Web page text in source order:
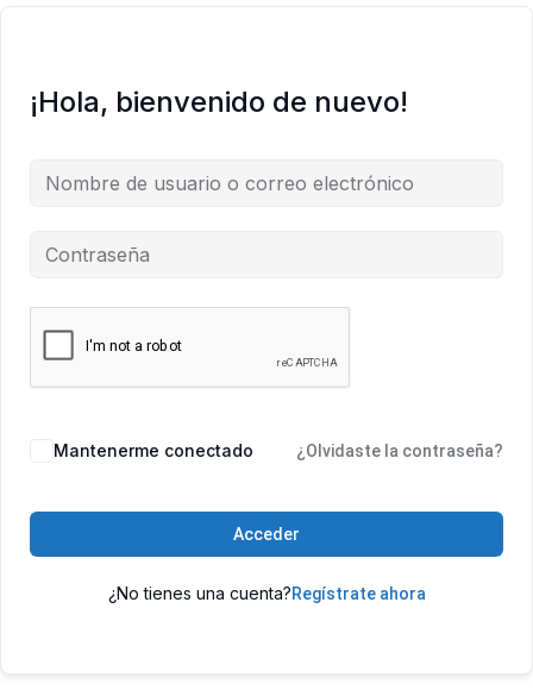
¡Hola, bienvenido de nuevo!
Mantenerme conectado ¿Olvidaste la contraseña?
Acceder
¿No tienes una cuenta?Regístrate ahora